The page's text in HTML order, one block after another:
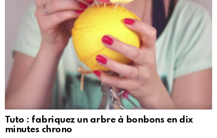
Tuto : fabriquez un arbre à bonbons en dix
minutes chrono